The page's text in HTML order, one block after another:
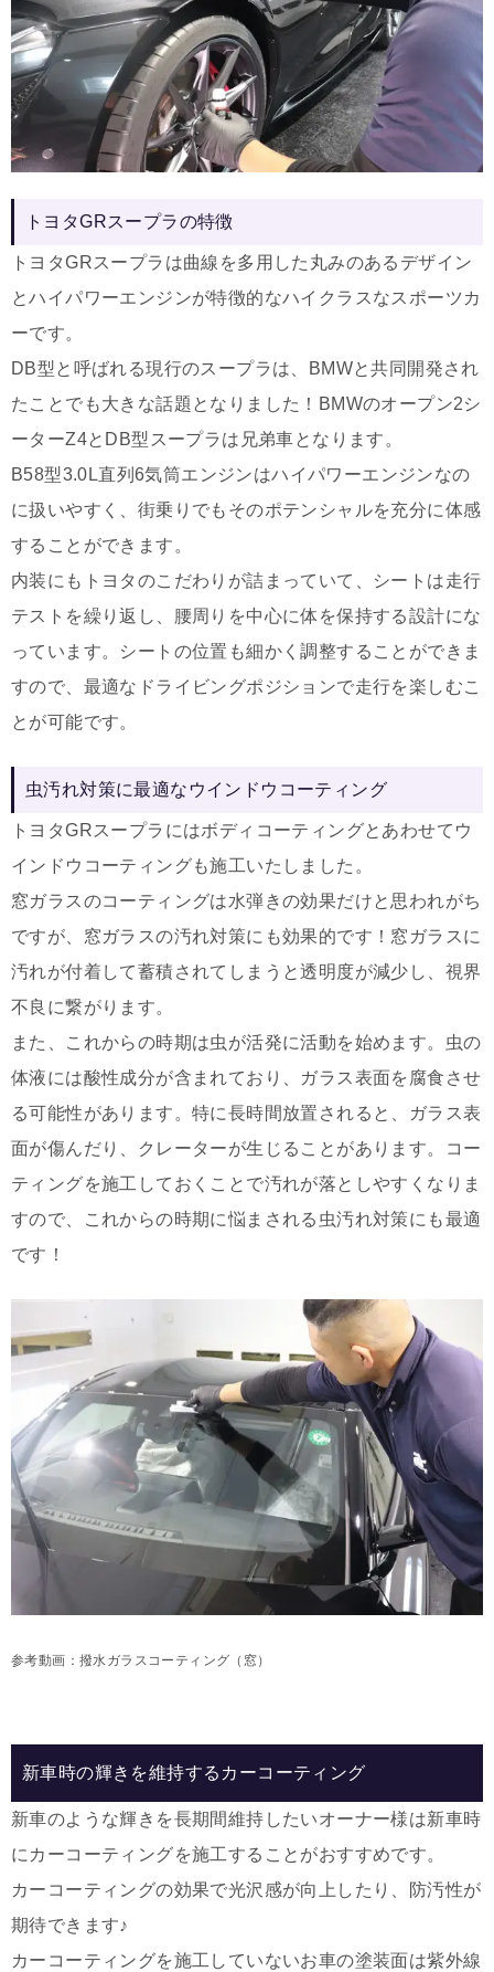
トヨタGRスープラの特徴
トヨタGRスープラは曲線を多用した丸みのあるデザイン
とハイパワーエンジンが特徴的なハイクラスなスポーツカ
ーです。
DB型と呼ばれる現行のスープラは、BMWと共同開発され
たことでも大きな話題となりました！BMWのオープン2シ
ーターZ4とDB型スープラは兄弟車となります。
B58型3.0L直列6気筒エンジンはハイパワーエンジンなの
に扱いやすく、街乗りでもそのポテンシャルを充分に体感
することができます。
内装にもトヨタのこだわりが詰まっていて、シートは走行
テストを繰り返し、腰周りを中心に体を保持する設計にな
っています。シートの位置も細かく調整することができま
すので、最適なドライビングポジションで走行を楽しむこ
とが可能です。
虫汚れ対策に最適なウインドウコーティング
トヨタGRスープラにはボディコーティングとあわせてウ
インドウコーティングも施工いたしました。
窓ガラスのコーティングは水弾きの効果だけと思われがち
ですが、窓ガラスの汚れ対策にも効果的です！窓ガラスに
汚れが付着して蓄積されてしまうと透明度が減少し、視界
不良に繋がります。
また、これからの時期は虫が活発に活動を始めます。虫の
体液には酸性成分が含まれており、ガラス表面を腐食させ
る可能性があります。特に長時間放置されると、ガラス表
面が傷んだり、クレーターが生じることがあります。コー
ティングを施工しておくことで汚れが落としやすくなりま
すので、これからの時期に悩まされる虫汚れ対策にも最適
です！
参考動画： 撥水ガラスコーティング（窓）
新車時の輝きを維持するカーコーティング
新車のような輝きを長期間維持したいオーナー様は新車時
にカーコーティングを施工することがおすすめです。
カーコーティングの効果で光沢感が向上したり、防汚性が
期待できます♪
カーコーティングを施工していないお車の塗装面は紫外線